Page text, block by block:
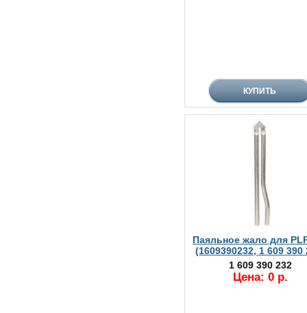
Паяльное жало для
(1609390232, 1 609 390
1 609 390 232
Цена: 0 р.